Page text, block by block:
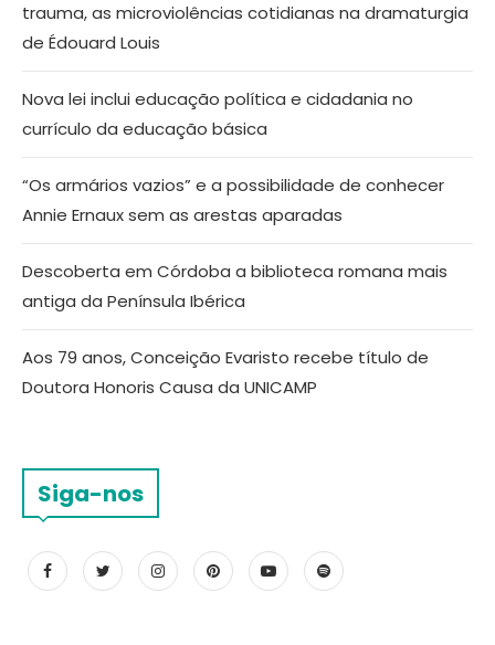
trauma, as microviolências cotidianas na dramaturgia
de Édouard Louis
Nova lei inclui educação política e cidadania no
currículo da educação básica
“Os armários vazios” e a possibilidade de conhecer
Annie Ernaux sem as arestas aparadas
Descoberta em Córdoba a biblioteca romana mais
antiga da Península Ibérica
Aos 79 anos, Conceição Evaristo recebe título de
Doutora Honoris Causa da UNICAMP
Siga-nos